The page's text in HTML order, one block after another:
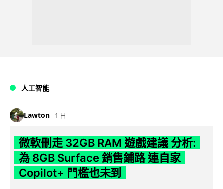
人工智能
Lawton 1 日
微軟刪走 32GB RAM 遊戲建議 分析:
為 8GB Surface 銷售鋪路 連自家
Copilot+ 門檻也未到